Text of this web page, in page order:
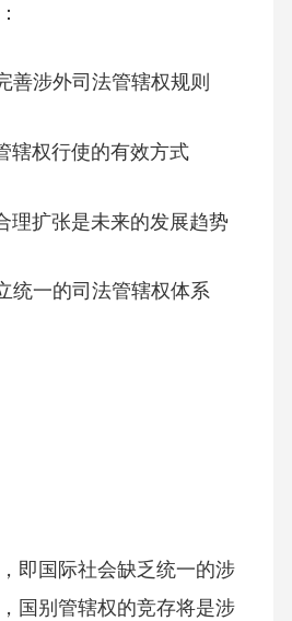
善涉外司法管辖权规则
辖权行使的有效方式
理扩张是未来的发展趋势
统一的司法管辖权体系
即国际社会缺乏统一的涉
国别管辖权的竞存将是涉